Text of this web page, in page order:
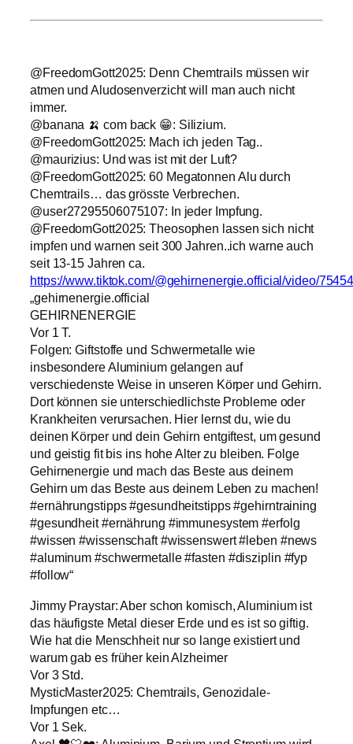
@FreedomGott2025: Denn Chemtrails müssen wir
atmen und Aludosenverzicht will man auch nicht
immer.
@banana 🍌 com back 😁: Silizium.
@FreedomGott2025: Mach ich jeden Tag..
@maurizius: Und was ist mit der Luft?
@FreedomGott2025: 60 Megatonnen Alu durch
Chemtrails… das grösste Verbrechen.
@user27295506075107: In jeder Impfung.
@FreedomGott2025: Theosophen lassen sich nicht
impfen und warnen seit 300 Jahren..ich warne auch
seit 13-15 Jahren ca.
https://www.tiktok.com/@gehirnenergie.official/video/
„gehirnenergie.official
GEHIRNENERGIE
Vor 1 T.
Folgen: Giftstoffe und Schwermetalle wie
insbesondere Aluminium gelangen auf
verschiedenste Weise in unseren Körper und Gehirn.
Dort können sie unterschiedlichste Probleme oder
Krankheiten verursachen. Hier lernst du, wie du
deinen Körper und dein Gehirn entgiftest, um gesund
und geistig fit bis ins hohe Alter zu bleiben. Folge
Gehirnenergie und mach das Beste aus deinem
Gehirn um das Beste aus deinem Leben zu machen!
#ernährungstipps #gesundheitstipps #gehirntraining
#gesundheit #ernährung #immunesystem #erfolg
#wissen #wissenschaft #wissenswert #leben #news
#aluminum #schwermetalle #fasten #disziplin #fyp
#follow“
Jimmy Praystar: Aber schon komisch, Aluminium ist
das häufigste Metal dieser Erde und es ist so giftig.
Wie hat die Menschheit nur so lange existiert und
warum gab es früher kein Alzheimer
Vor 3 Std.
MysticMaster2025: Chemtrails, Genozidale-
Impfungen etc…
Vor 1 Sek.